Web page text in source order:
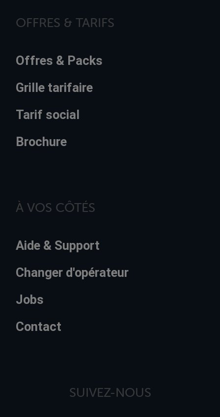
OFFRES & TARIFS
Offres & Packs
Grille tarifaire
Tarif social
Brochure
À VOS CÔTÉS
Aide & Support
Changer d'opérateur
Jobs
Contact
SUIVEZ-NOUS